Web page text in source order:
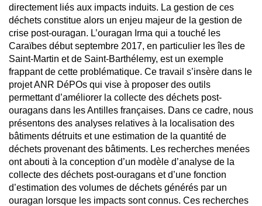
directement liés aux impacts induits. La gestion de ces
déchets constitue alors un enjeu majeur de la gestion de
crise post-ouragan. L’ouragan Irma qui a touché les
Caraïbes début septembre 2017, en particulier les îles de
Saint-Martin et de Saint-Barthélemy, est un exemple
frappant de cette problématique. Ce travail s’insère dans le
projet ANR DéPOs qui vise à proposer des outils
permettant d’améliorer la collecte des déchets post-
ouragans dans les Antilles françaises. Dans ce cadre, nous
présentons des analyses relatives à la localisation des
bâtiments détruits et une estimation de la quantité de
déchets provenant des bâtiments. Les recherches menées
ont abouti à la conception d’un modèle d’analyse de la
collecte des déchets post-ouragans et d’une fonction
d’estimation des volumes de déchets générés par un
ouragan lorsque les impacts sont connus. Ces recherches